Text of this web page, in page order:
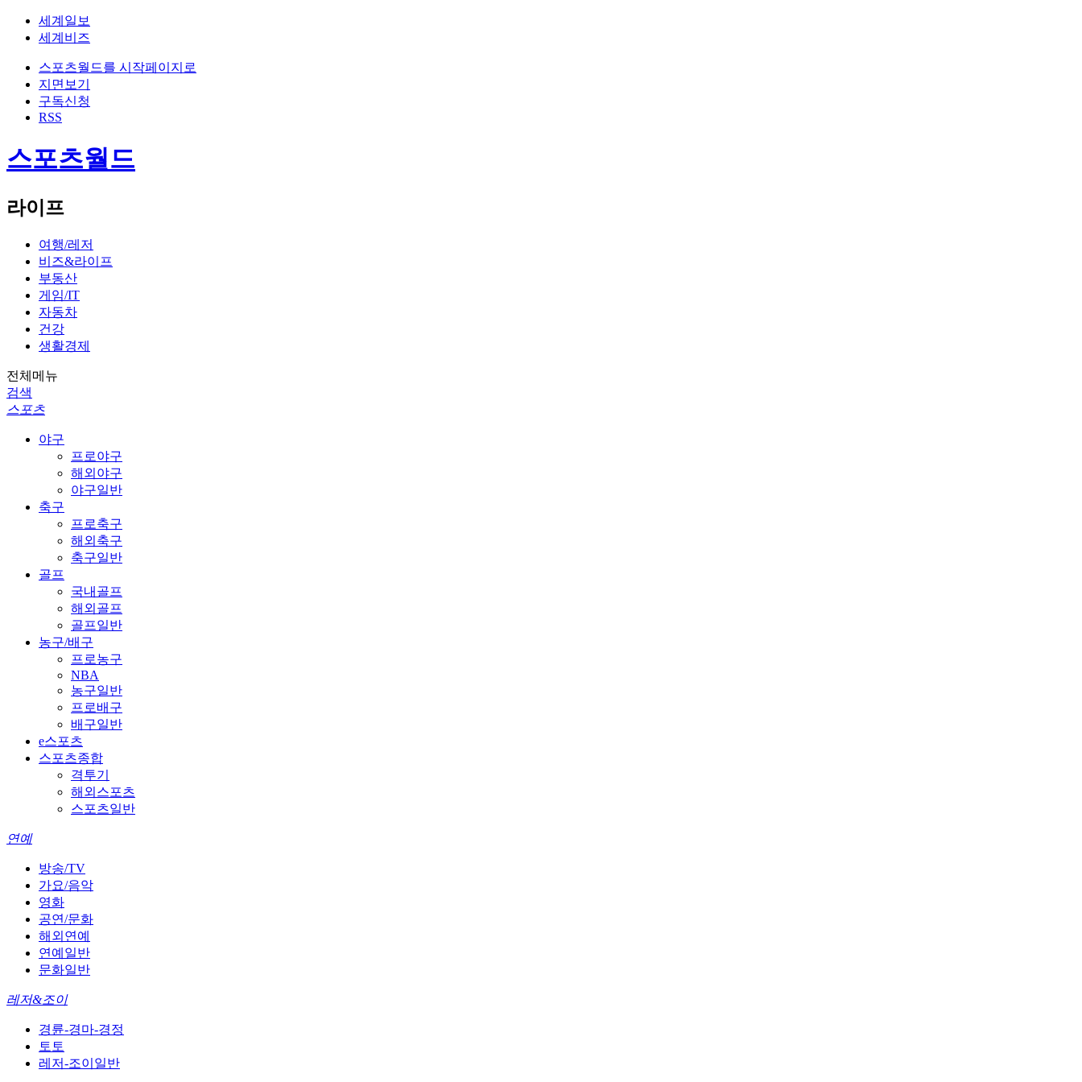
세계일보
세계비즈
스포츠월드를 시작페이지로
지면보기
구독신청
RSS
스포츠월드
라이프
여행/레저
비즈&라이프
부동산
게임/IT
자동차
건강
생활경제
전체메뉴
검색
스포츠
야구
프로야구
해외야구
야구일반
축구
프로축구
해외축구
축구일반
골프
국내골프
해외골프
골프일반
농구/배구
프로농구
NBA
농구일반
프로배구
배구일반
e스포츠
스포츠종합
격투기
해외스포츠
스포츠일반
연예
방송/TV
가요/음악
영화
공연/문화
해외연예
연예일반
문화일반
레저&조이
경륜-경마-경정
토토
레저-조이일반